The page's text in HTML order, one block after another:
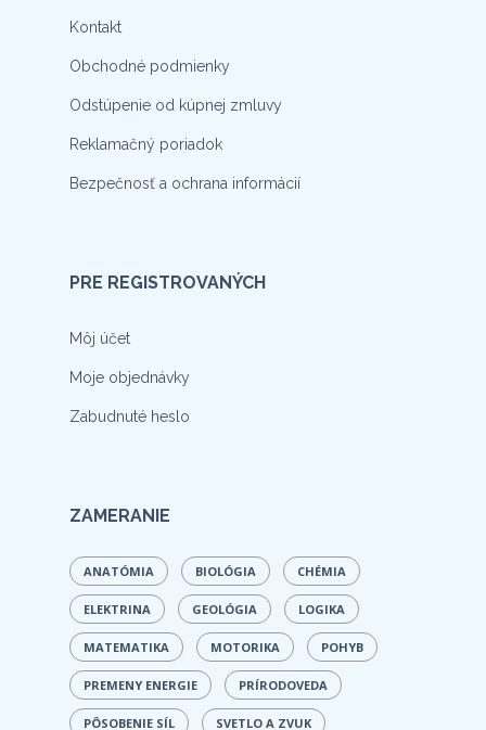
Kontakt
Obchodné podmienky
Odstúpenie od kúpnej zmluvy
Reklamačný poriadok
Bezpečnosť a ochrana informácií
PRE REGISTROVANÝCH
Môj účet
Moje objednávky
Zabudnuté heslo
ZAMERANIE
ANATÓMIA BIOLÓGIA CHÉMIA
ELEKTRINA GEOLÓGIA LOGIKA
MATEMATIKA MOTORIKA POHYB
PREMENY ENERGIE PRÍRODOVEDA
PÔSOBENIE SÍL SVETLO A ZVUK